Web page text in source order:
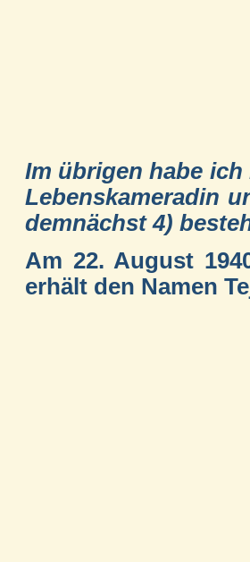
Im übrigen habe
Lebenskameradin
demnächst 4)
Am 22. August
erhält den Namen